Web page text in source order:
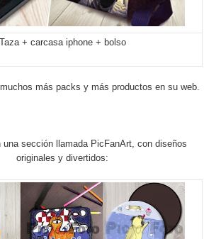
Taza + carcasa iphone + bolso
más packs y más productos en su web.
una sección llamada PicFanArt, con diseños
originales y divertidos: